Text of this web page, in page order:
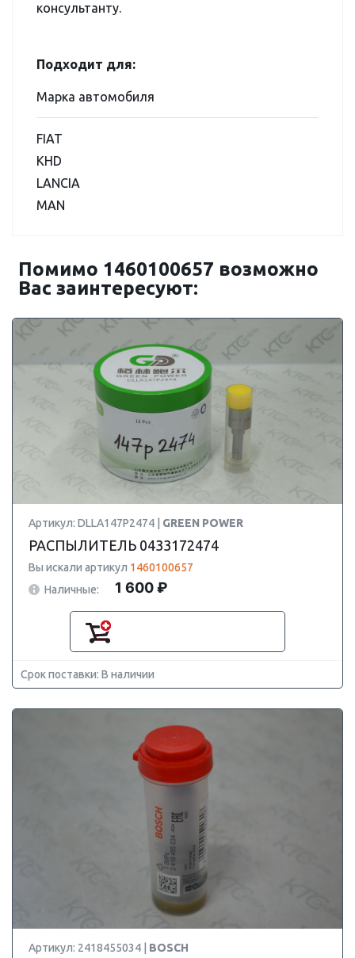
консультанту.
Подходит для:
Марка автомобиля
FIAT
KHD
LANCIA
MAN
Помимо 1460100657 возможно
Вас заинтересуют:
Артикул: DLLA147P2474 | GREEN POWER
РАСПЫЛИТЕЛЬ 0433172474
Вы искали артикул 1460100657
Наличные:
1 600 ₽
Срок поставки: В наличии
Артикул: 2418455034 | BOSCH